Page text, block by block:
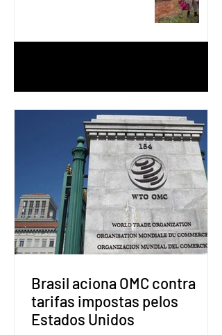
Brasil aciona OMC contra
tarifas impostas pelos
Estados Unidos